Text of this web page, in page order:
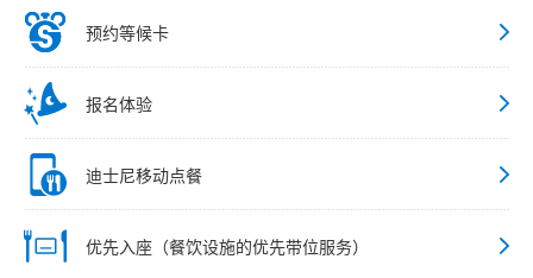
预约等候卡
报名体验
迪士尼移动点餐
优先入座（餐饮设施的优先带位服务）